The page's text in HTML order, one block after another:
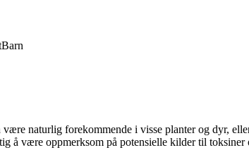
Barn
naturlig forekommende i visse planter og dyr,
å være oppmerksom på potensielle kilder til